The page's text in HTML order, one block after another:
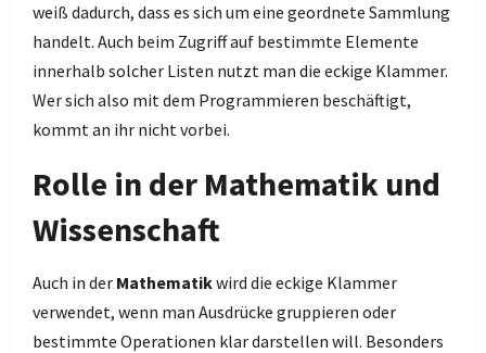
weiß dadurch, dass es sich um eine geordnete Sammlung
handelt. Auch beim Zugriff auf bestimmte Elemente
innerhalb solcher Listen nutzt man die eckige Klammer.
Wer sich also mit dem Programmieren beschäftigt,
kommt an ihr nicht vorbei.
Rolle in der Mathematik und
Wissenschaft
Auch in der Mathematikwird die eckige Klammer
verwendet, wenn man Ausdrücke gruppieren oder
bestimmte Operationen klar darstellen will. Besonders